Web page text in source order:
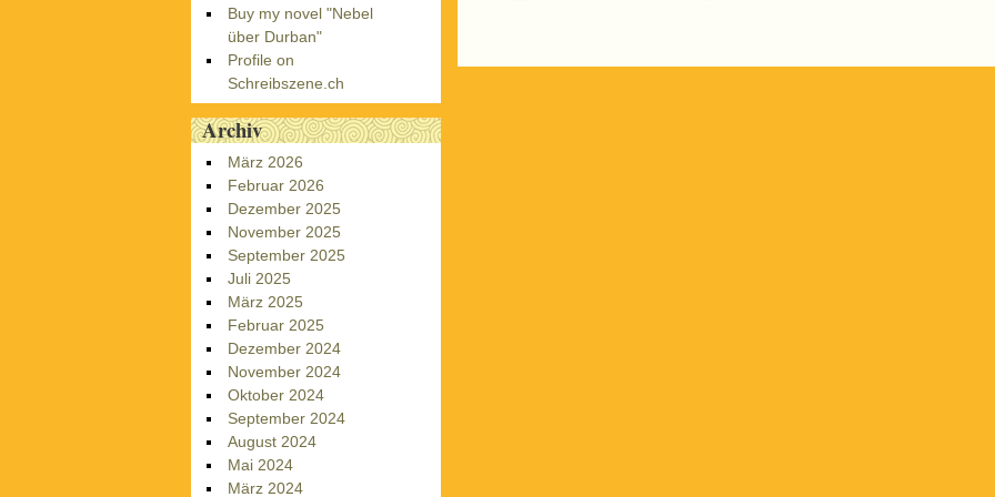
Buy my novel "Nebel
über Durban"
Profile on
Schreibszene.ch
Archiv
März 2026
Februar 2026
Dezember 2025
November 2025
September 2025
Juli 2025
März 2025
Februar 2025
Dezember 2024
November 2024
Oktober 2024
September 2024
August 2024
Mai 2024
März 2024